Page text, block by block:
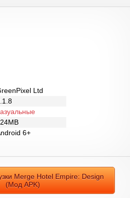
Ltd
6+
Merge Hotel Empire: Design
(Мод APK)